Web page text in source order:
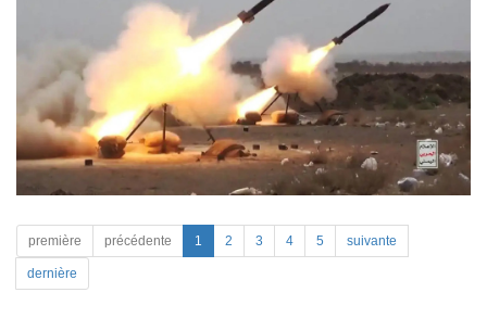
première précédente 1 2 3 4 5 suivante
dernière